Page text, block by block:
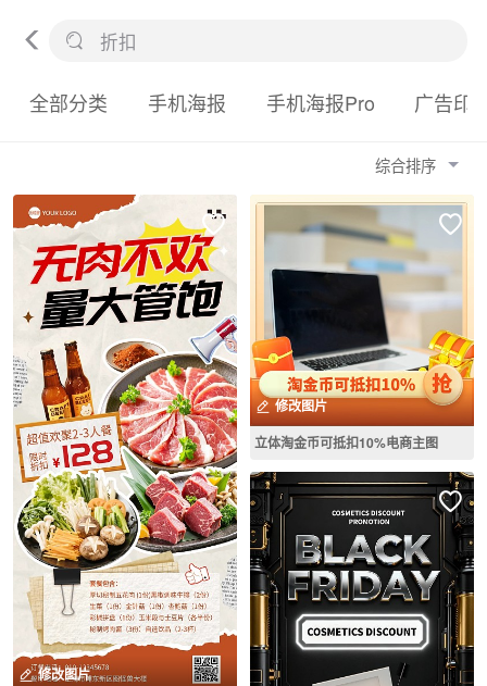
全部分类 手机海报 手机海报Pro 广告印
综合排序
修改图片
修改图片
立体淘金币可抵扣10%电商主图